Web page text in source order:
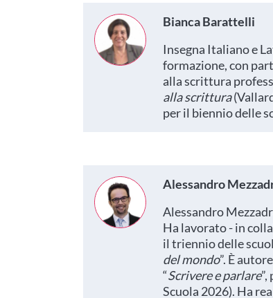
Bianca Barattelli
Insegna Italiano e
formazione, con
alla scrittura
alla scrittura
per il biennio delle
Alessandro
Alessandro
Ha lavorato - in
il triennio delle
del mondo”. È
“Scrivere eparlare”,
Scuola 2026). Ha